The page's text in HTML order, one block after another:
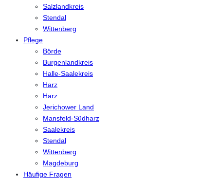
Salzlandkreis
Stendal
Wittenberg
Pflege
Börde
Burgenlandkreis
Halle-Saalekreis
Harz
Harz
Jerichower Land
Mansfeld-Südharz
Saalekreis
Stendal
Wittenberg
Magdeburg
Häufige Fragen